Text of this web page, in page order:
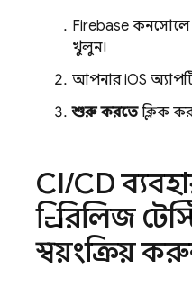
Firebase কনসোলে
খুলুন।
আপনার iOS
শুরু করতেক্লিক
CI/CD
প্রি-রিলিজ
স্বয়ংক্রিয়